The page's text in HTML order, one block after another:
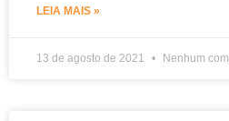
LEIA MAIS »
13 de agosto de 2021 Nenhum